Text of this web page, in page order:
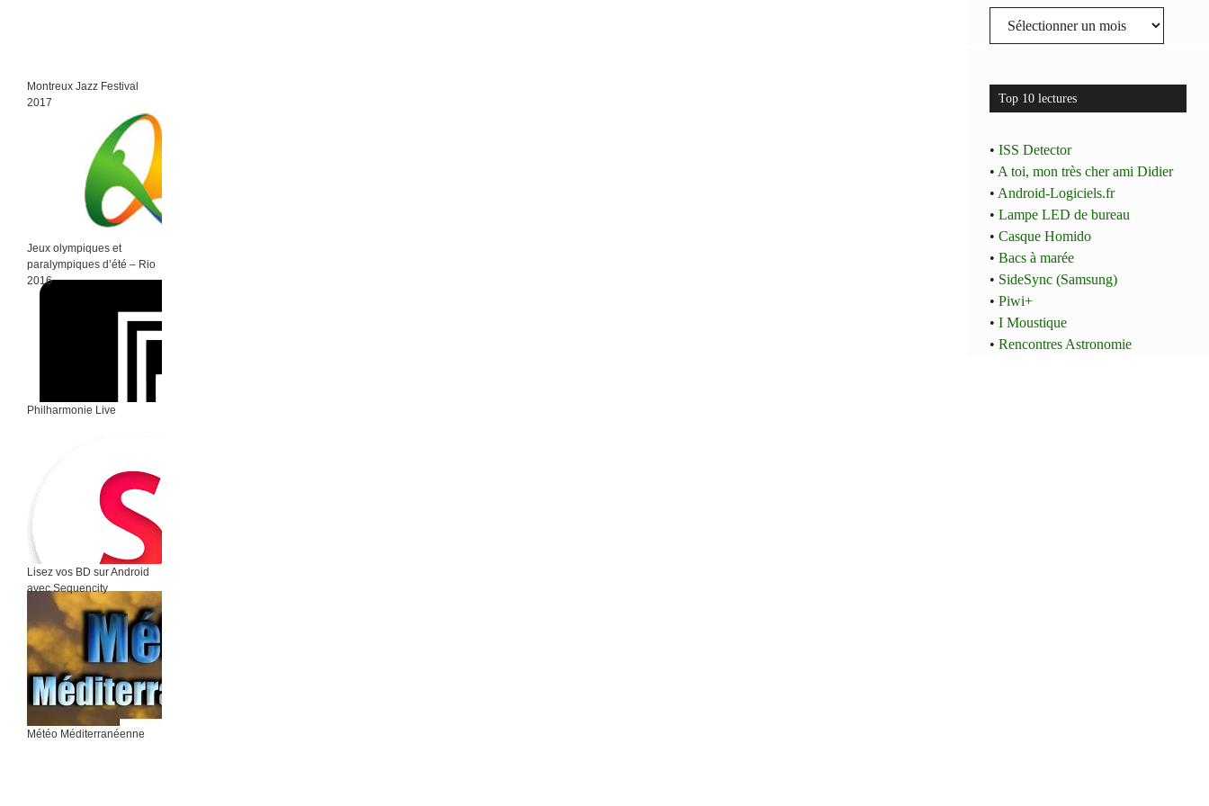
Montreux Jazz Festival
2017
Jeux olympiques et
paralympiques d’été – Rio
2016
Philharmonie Live
Lisez vos BD sur Android
avec Sequencity
Météo Méditerranéenne
Archives
Top 10 lectures
•ISS Detector
• A toi, mon très cher ami Didier
• Android-Logiciels.fr
•Lampe LED de bureau
•Casque Homido
•Bacs à marée
• SideSync (Samsung)
•Piwi+
•I Moustique
•Rencontres Astronomie